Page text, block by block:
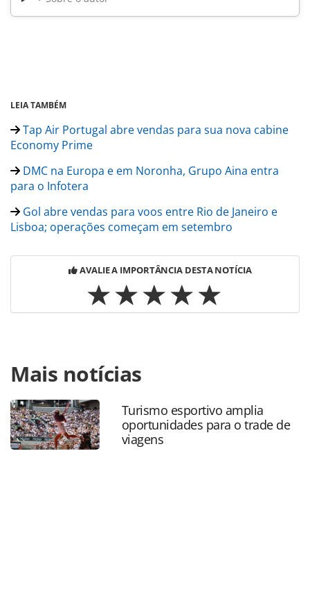
LEIA TAMBÉM
Tap Air Portugal abre vendas para sua nova cabine
Economy Prime
DMC na Europa e em Noronha, Grupo Aina entra
para o Infotera
Gol abre vendas para voos entre Rio de Janeiro e
Lisboa; operações começam em setembro
AVALIE A IMPORTÂNCIA DESTA NOTÍCIA
https://www.panrotas.com.br/mercado/destinos/2026/04/
da-nacionalidade-portugal-amplia-prazo-para-cidadania-
de-brasileiros_227287.html ou as ferramentas oferecidas
na página. Todo o conteúdo produzido pela PANROTAS
Editora é protegido pela legislação brasileira sobre direito
autoral. Não reproduza o conteúdo sem autorização da
Mais notícias
Turismo esportivo amplia
oportunidades para o trade de
viagens